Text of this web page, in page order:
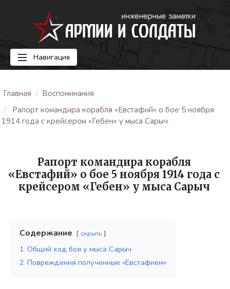
Навигация
Главная
Воспоминания
Рапорт командира корабля «Евстафий» о бое 5 ноября
1914 года с крейсером «Гебен» у мыса Сарыч
Рапорт командира корабля
«Евстафий» о бое 5 ноября 1914 года с
крейсером «Гебен» у мыса Сарыч
Содержание скрыть
1 Общий ход боя у мыса Сарыч
2 Повреждения полученные «Евстафием»